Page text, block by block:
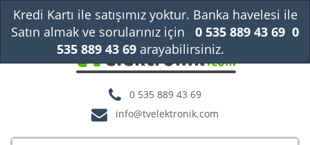
0 535 889 43 69
info@tvelektronik.com
Kredi Kartı ile satışımız yoktur. Banka havelesi ile
Satın almak ve sorularınız için
0 535 889 43 69 0
535 889 43 69arayabilirsiniz.